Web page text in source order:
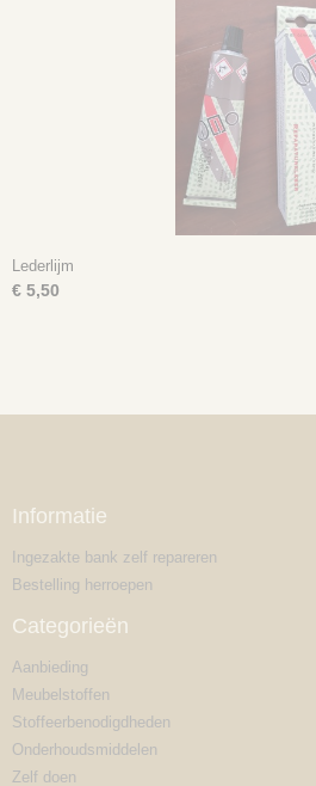
Lederlijm
€ 5,50
Informatie
Ingezakte bank zelf repareren
Bestelling herroepen
Categorieën
Aanbieding
Meubelstoffen
Stoffeerbenodigdheden
Onderhoudsmiddelen
Zelf doen